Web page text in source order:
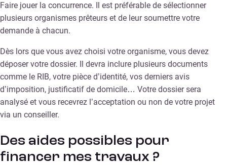
Faire jouer la concurrence. Il est préférable de sélectionner
plusieurs organismes prêteurs et de leur soumettre votre
demande à chacun.
Dès lors que vous avez choisi votre organisme, vous devez
déposer votre dossier. Il devra inclure plusieurs documents
comme le RIB, votre pièce d’identité, vos derniers avis
d’imposition, justificatif de domicile… Votre dossier sera
analysé et vous recevrez l’acceptation ou non de votre projet
via un conseiller.
Des aides possibles pour
financer mes travaux ?